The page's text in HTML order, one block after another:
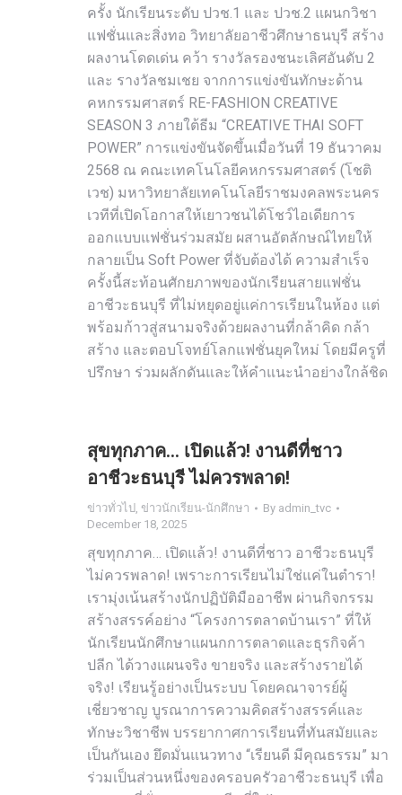
ครั้ง นักเรียนระดับ ปวช.1 และ ปวช.2 แผนกวิชา
แฟชั่นและสิ่งทอ วิทยาลัยอาชีวศึกษาธนบุรี สร้าง
ผลงานโดดเด่น คว้า รางวัลรองชนะเลิศอันดับ 2
และ รางวัลชมเชย จากการแข่งขันทักษะด้าน
คหกรรมศาสตร์ RE-FASHION CREATIVE
SEASON 3 ภายใต้ธีม “CREATIVE THAI SOFT
POWER” การแข่งขันจัดขึ้นเมื่อวันที่ 19 ธันวาคม
2568 ณ คณะเทคโนโลยีคหกรรมศาสตร์ (โชติ
เวช) มหาวิทยาลัยเทคโนโลยีราชมงคลพระนคร
เวทีที่เปิดโอกาสให้เยาวชนได้โชว์ไอเดียการ
ออกแบบแฟชั่นร่วมสมัย ผสานอัตลักษณ์ไทยให้
กลายเป็น Soft Power ที่จับต้องได้ ความสำเร็จ
ครั้งนี้สะท้อนศักยภาพของนักเรียนสายแฟชั่น
อาชีวะธนบุรี ที่ไม่หยุดอยู่แค่การเรียนในห้อง แต่
พร้อมก้าวสู่สนามจริงด้วยผลงานที่กล้าคิด กล้า
สร้าง และตอบโจทย์โลกแฟชั่นยุคใหม่ โดยมีครูที่
ปรึกษา ร่วมผลักดันและให้คำแนะนำอย่างใกล้ชิด
สุขทุกภาค… เปิดแล้ว! งานดีที่ชาว
อาชีวะธนบุรี ไม่ควรพลาด!
ข่าวทั่วไป, ข่าวนักเรียน-นักศึกษา By admin_tvc
December 18, 2025
สุขทุกภาค… เปิดแล้ว! งานดีที่ชาว อาชีวะธนบุรี
ไม่ควรพลาด! เพราะการเรียนไม่ใช่แค่ในตำรา!
เรามุ่งเน้นสร้างนักปฏิบัติมืออาชีพ ผ่านกิจกรรม
สร้างสรรค์อย่าง “โครงการตลาดบ้านเรา” ที่ให้
นักเรียนนักศึกษาแผนกการตลาดและธุรกิจค้า
ปลีก ได้วางแผนจริง ขายจริง และสร้างรายได้
จริง! เรียนรู้อย่างเป็นระบบ โดยคณาจารย์ผู้
เชี่ยวชาญ บูรณาการความคิดสร้างสรรค์และ
ทักษะวิชาชีพ บรรยากาศการเรียนที่ทันสมัยและ
เป็นกันเอง ยึดมั่นแนวทาง “เรียนดี มีคุณธรรม” มา
ร่วมเป็นส่วนหนึ่งของครอบครัวอาชีวะธนบุรี เพื่อ